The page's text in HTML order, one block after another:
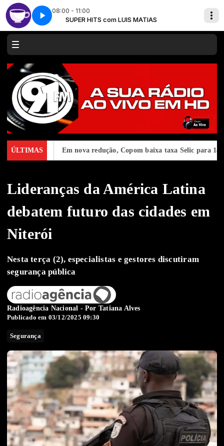
08:00 - 11:00
SUPER HITS com LUIS MATIAS
Cafeína - Parte 2
ÚLTIMAS
2027 Em nova redução, Copom baixa taxa Selic para 14% ao
Lideranças da América Latina
debatem futuro das cidades em
Niterói
Nesta terça (2), especialistas e gestores discutiram
segurança pública
Radioagência Nacional - Por Tatiana Alves
Publicado em 03/12/2025 09:30
Segurança